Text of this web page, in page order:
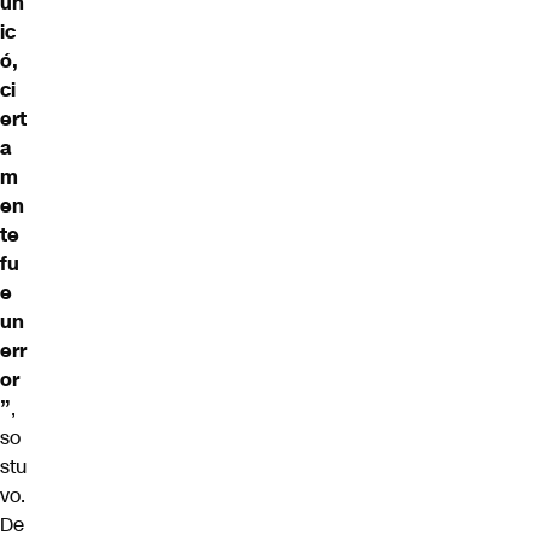
ic
ó,
ci
ert
a
m
en
te
fu
e
un
err
or
”,
so
stu
vo.
De